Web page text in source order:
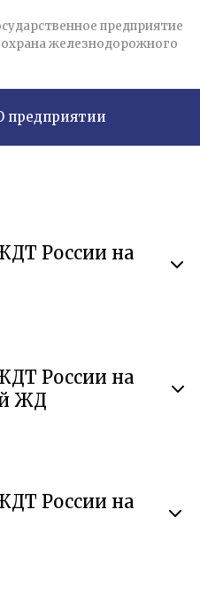
предприятие
железнодорожного
предприятии
России на
России на
ЖД
России на